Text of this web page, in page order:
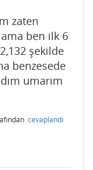
zaten
ben ilk 6
şekilde
benzesede
umarım
cevaplandı